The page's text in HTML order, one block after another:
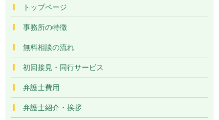
トップページ
事務所の特徴
無料相談の流れ
初回接見・同行サービス
弁護士費用
弁護士紹介・挨拶